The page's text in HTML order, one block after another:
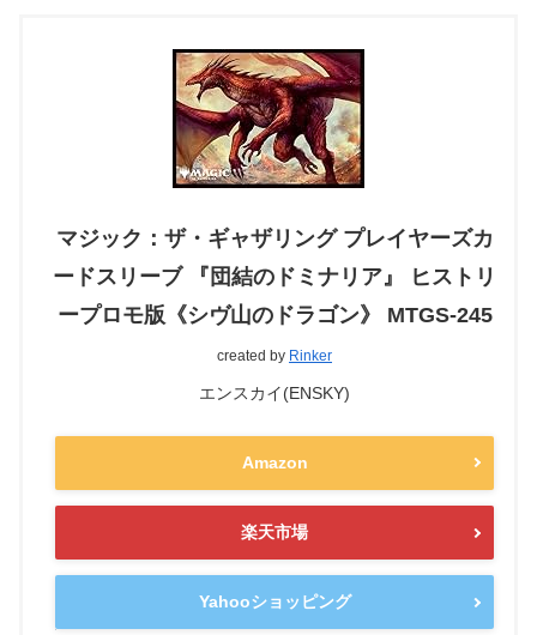
マジック：ザ・ギャザリング プレイヤーズカ
ードスリーブ 『団結のドミナリア』 ヒストリ
ープロモ版《シヴ山のドラゴン》 MTGS-245
created by Rinker
エンスカイ(ENSKY)
Amazon
楽天市場
Yahooショッピング